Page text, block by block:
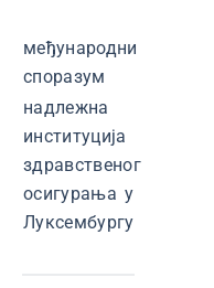
међународни
споразум
надлежна
институција
здравственог
осигурања у
Луксембургу